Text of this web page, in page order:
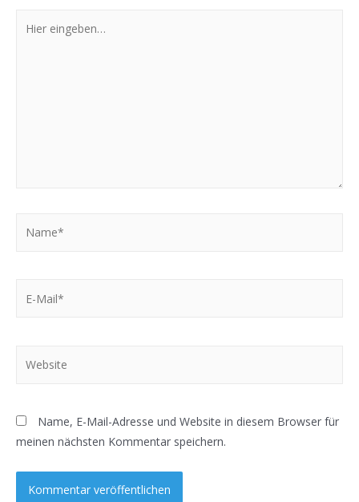
eingeben…
Name, E-Mail-Adresse und Website in diesem Browser für
meinen nächsten Kommentar speichern.